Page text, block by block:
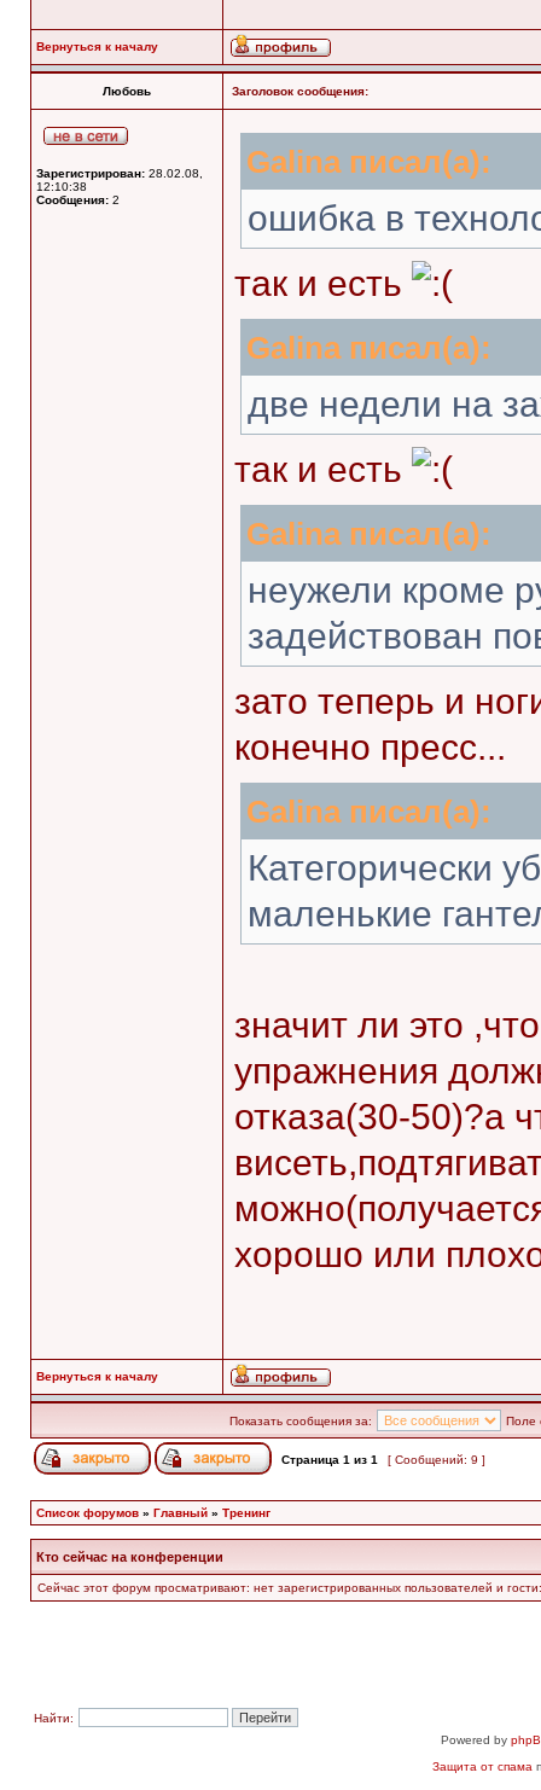
Вернуться к началу
Любовь Заголовок сообщения:
Зарегистрирован: 28.02.08,
12:10:38
Сообщения: 2
Galina писал(а):
ошибка в
так и есть
Galina писал(а):
две недели на
так и есть
Galina писал(а):
неужели кроме
задействован
зато теперь и
конечно пресс...
Galina писал(а):
Категорически
маленькие
значит ли это
упражнения
отказа(30-50)?а
хорошо или
Вернуться к началу
Показать сообщения за: Поле
Страница 1 из 1 [ Сообщений: 9 ]
Список форумов » Главный » Тренинг
Кто сейчас на конференции
Сейчас этот форум просматривают: нет зарегистрированных пользователей и
Найти:
Powered by
Защита от спама